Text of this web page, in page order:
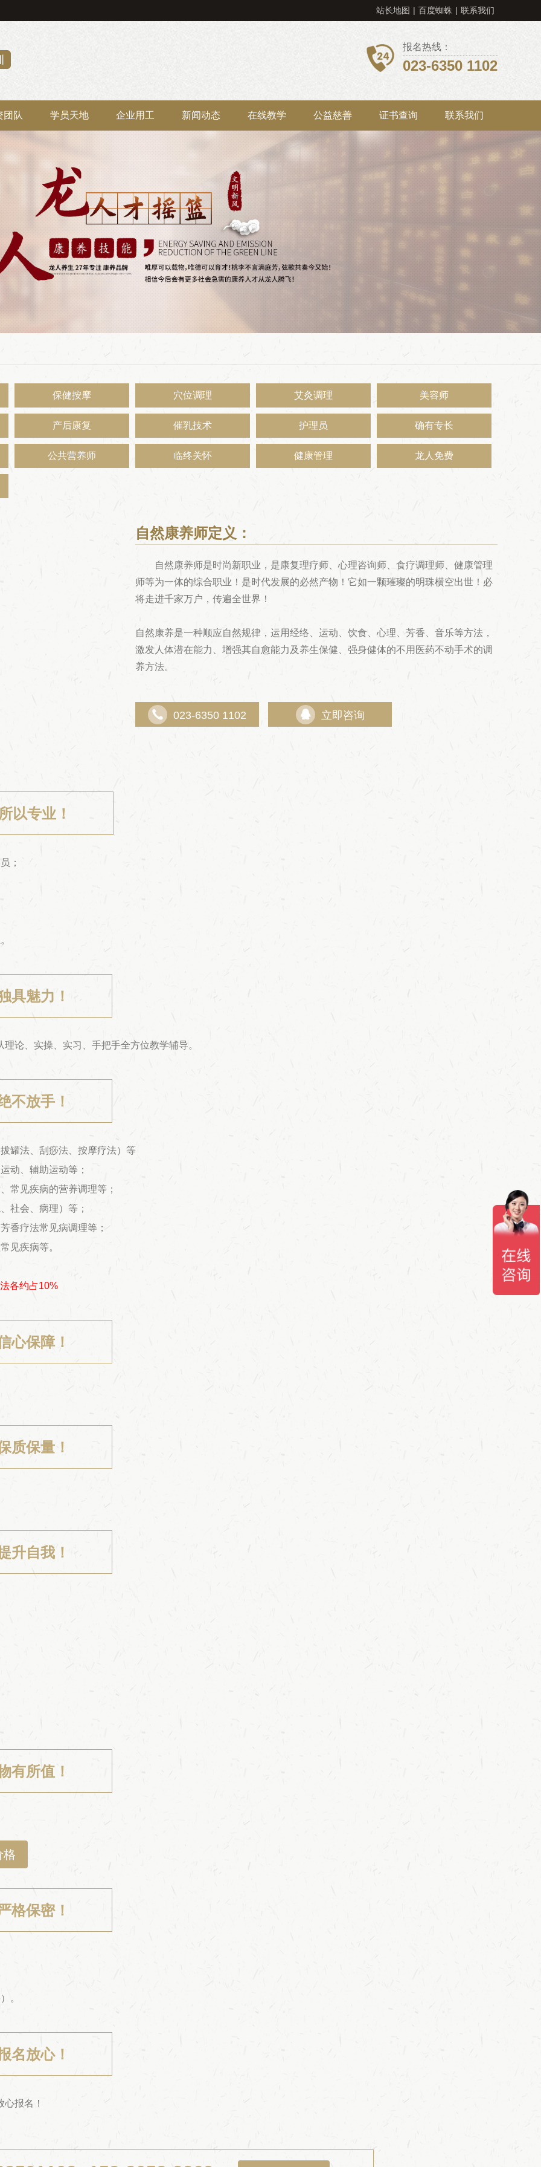
站长地图 | 百度蜘蛛 | 联系我们
报名热线：
023-6350 1102
团队 学员天地 企业用工 新闻动态 在线教学 公益慈善 证书查询 联系我们
保健按摩 穴位调理 艾灸调理 美容师
产后康复 催乳技术 护理员 确有专长
公共营养师 临终关怀 健康管理 龙人免费
自然康养师定义：
自然康养师是时尚新职业，是康复理疗师、心理咨询师、食疗调理师、健康管理
师等为一体的综合职业！是时代发展的必然产物！它如一颗璀璨的明珠横空出世！必
将走进千家万户，传遍全世界！
自然康养是一种顺应自然规律，运用经络、运动、饮食、心理、芳香、音乐等方法，
激发人体潜在能力、增强其自愈能力及养生保健、强身健体的不用医药不动手术的调
养方法。
 023-6350 1102  立即咨询
以专业！
；
具魅力！
论、实操、实习、手把手全方位教学辅导。
不放手！
罐法、刮痧法、按摩疗法）等
动、辅助运动等；
常见疾病的营养调理等；
社会、病理）等；
香疗法常见病调理等；
见疾病等。
各约占10%
心保障！
质保量！
升自我！
有所值！
格
格保密！
。
名放心！
报名！